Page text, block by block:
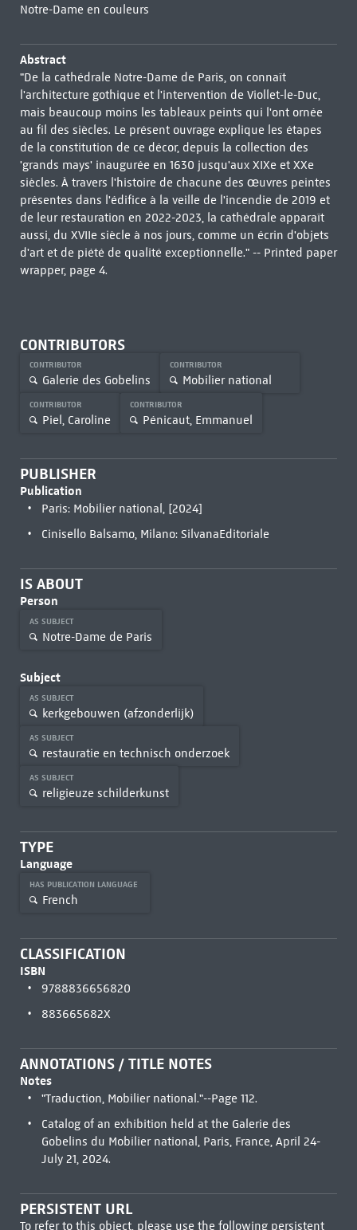
Notre-Dame en couleurs
Abstract
"De la cathédrale Notre-Dame de Paris, on connaît
l'architecture gothique et l'intervention de Viollet-le-Duc,
mais beaucoup moins les tableaux peints qui l'ont ornée
au fil des siècles. Le présent ouvrage explique les étapes
de la constitution de ce décor, depuis la collection des
'grands mays' inaugurée en 1630 jusqu'aux XIXe et XXe
siècles. À travers l'histoire de chacune des œuvres peintes
présentes dans l'édifice à la veille de l'incendie de 2019 et
de leur restauration en 2022-2023, la cathédrale apparaît
aussi, du XVIIe siècle à nos jours, comme un écrin d'objets
d'art et de piété de qualité exceptionnelle." -- Printed paper
wrapper, page 4.
CONTRIBUTORS
CONTRIBUTOR
Galerie des Gobelins
CONTRIBUTOR
Mobilier national
CONTRIBUTOR
Piel, Caroline
CONTRIBUTOR
Pénicaut, Emmanuel
PUBLISHER
Publication
Paris: Mobilier national, [2024]
Cinisello Balsamo, Milano: SilvanaEditoriale
IS ABOUT
Person
AS SUBJECT
Notre-Dame de Paris
Subject
AS SUBJECT
kerkgebouwen (afzonderlijk)
AS SUBJECT
restauratie en technisch onderzoek
AS SUBJECT
religieuze schilderkunst
TYPE
Language
HAS PUBLICATION LANGUAGE
French
CLASSIFICATION
ISBN
9788836656820
883665682X
ANNOTATIONS / TITLE NOTES
Notes
"Traduction, Mobilier national."--Page 112.
Catalog of an exhibition held at the Galerie des
Gobelins du Mobilier national, Paris, France, April 24-
July 21, 2024.
PERSISTENT URL
To refer to this object, please use the following persistent